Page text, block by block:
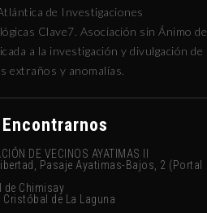
de Investigaciones
Clave7. Asociación sin Ánimo de
a la investigación y divulgación de
extraños y anomalías.
DE VECINOS AYATIMAS II
Pasaje Ayatimas-Bajos, 2 (Portal
de Chimisay
Cristóbal de La Laguna